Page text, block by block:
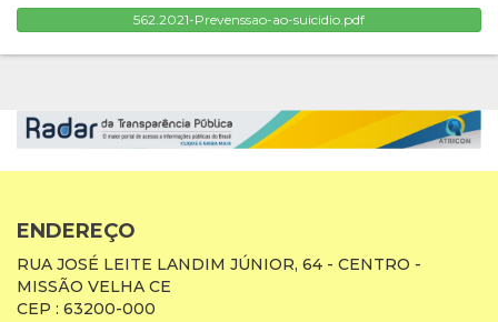
562.2021-Prevenssao-ao-suicidio.pdf
ENDEREÇO
RUA JOSÉ LEITE LANDIM JÚNIOR, 64 - CENTRO -
MISSÃO VELHA CE
CEP : 63200-000